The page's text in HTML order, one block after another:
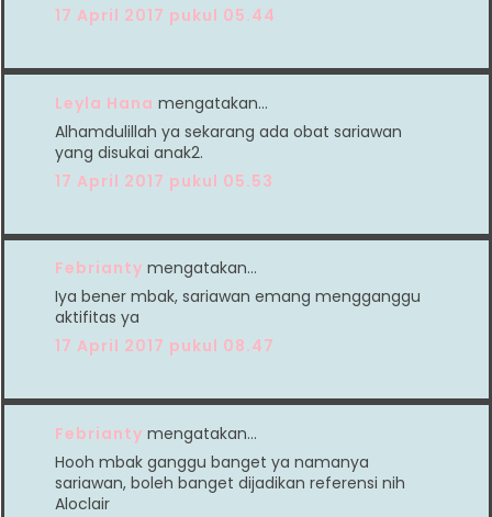
17 April 2017 pukul 05.44
Leyla Hana mengatakan…
Alhamdulillah ya sekarang ada obat sariawan
yang disukai anak2.
17 April 2017 pukul 05.53
Febrianty mengatakan…
Iya bener mbak, sariawan emang mengganggu
aktifitas ya
17 April 2017 pukul 08.47
Febrianty mengatakan…
Hooh mbak ganggu banget ya namanya
sariawan, boleh banget dijadikan referensi nih
Aloclair